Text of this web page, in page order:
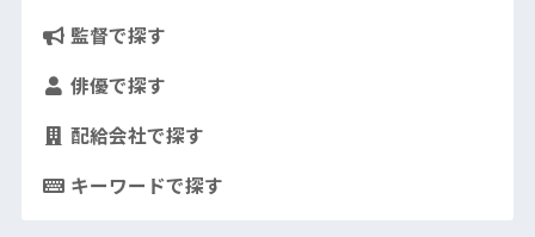
監督で探す
俳優で探す
配給会社で探す
キーワードで探す